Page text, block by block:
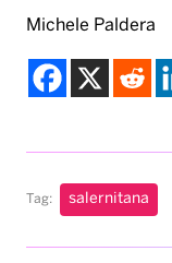
Michele Paldera
Tag: salernitana